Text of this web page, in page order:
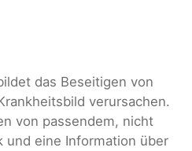
das Beseitigen von
verursachen.
von passendem, nicht
und eine Information über